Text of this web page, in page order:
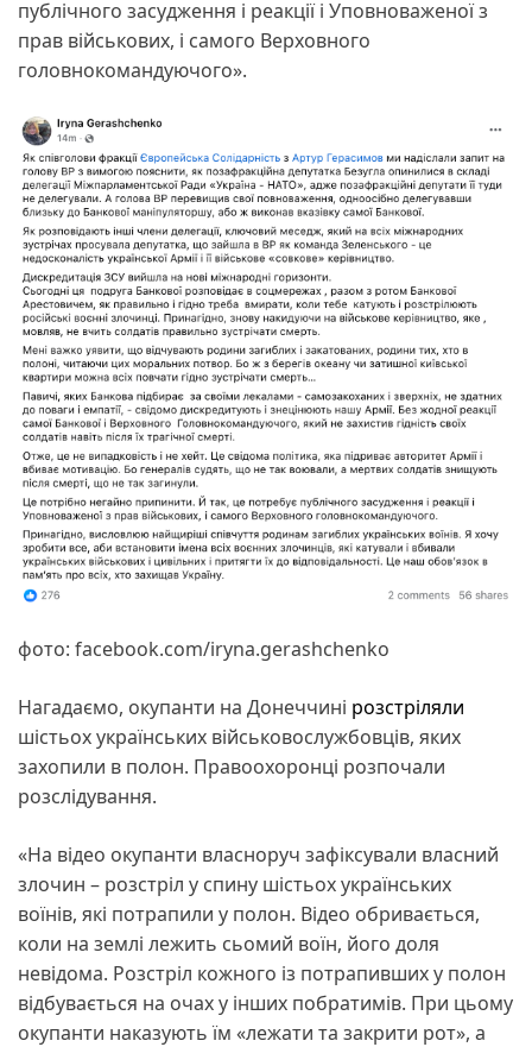
публічного засудження і реакції і Уповноваженої з
прав військових, і самого Верховного
головнокомандуючого».
фото: facebook.com/iryna.gerashchenko
Нагадаємо, окупанти на Донеччині розстріляли
шістьох українських військовослужбовців, яких
захопили в полон. Правоохоронці розпочали
розслідування.
«На відео окупанти власноруч зафіксували власний
злочин – розстріл у спину шістьох українських
воїнів, які потрапили у полон. Відео обривається,
коли на землі лежить сьомий воїн, його доля
невідома. Розстріл кожного із потрапивших у полон
відбувається на очах у інших побратимів. При цьому
окупанти наказують їм «лежати та закрити рот», а